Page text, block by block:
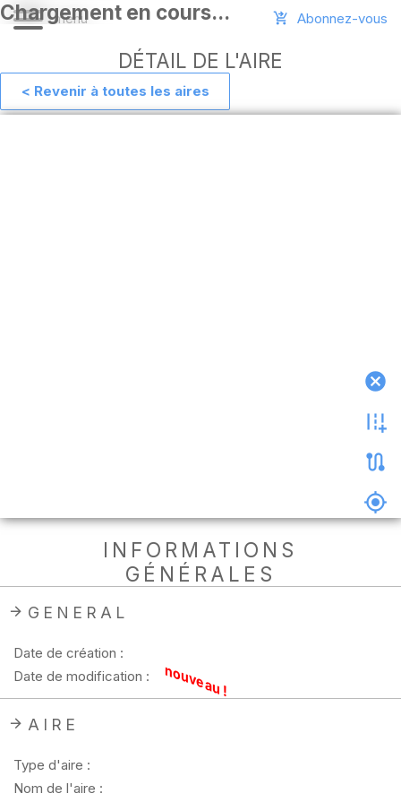
Aide
hors
ligne
Abonnez-vous
DÉTAIL DE L'AIRE
< Revenir à toutes les aires
INFORMATIONS
GÉNÉRALES
GENERAL
Date de création :
Date de modification :
nouveau !
AIRE
Type d'aire :
Nom de l'aire :